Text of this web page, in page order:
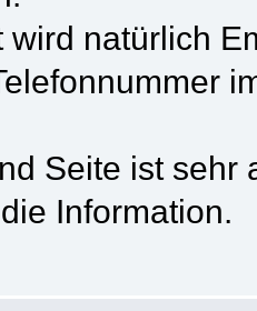
wird natürlich
Seite ist sehr
Information.